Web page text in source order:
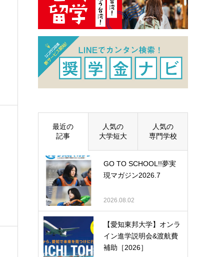
最近の
記事
人気の
大学短大
人気の
専門学校
GO TO SCHOOL!!夢実
現マガジン2026.7
2026.08.02
【愛知東邦大学】オンラ
イン進学説明会&渡航費
補助［2026］